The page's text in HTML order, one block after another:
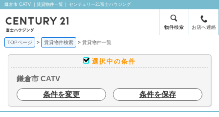
鎌倉市 CATV ｜賃貸物件一覧｜ センチュリー21富士ハウジング
物件検索 お店へ連絡
TOPページ 賃貸物件検索 賃貸物件一覧
選択中の条件
鎌倉市 CATV
条件を変更
条件を保存